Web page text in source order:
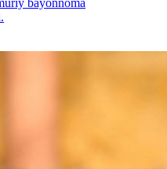
bayonnoma